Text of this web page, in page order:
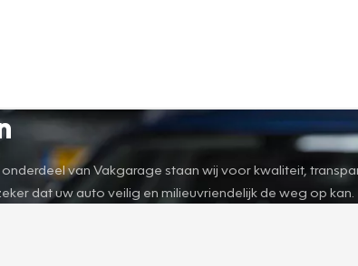
van Vakgarage staan wij voor kwaliteit,
dat uw auto veilig en milieuvriendelijk de weg op kan.